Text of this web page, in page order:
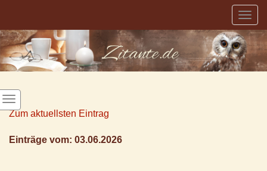
Zum aktuellsten Eintrag
Einträge vom: 03.06.2026